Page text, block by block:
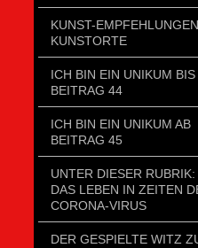
KUNST-
KUNSTORTE
ICH BIN EIN UNIKUM BIS
BEITRAG 44
ICH BIN EIN UNIKUM AB
BEITRAG 45
UNTER DIESER RUBRIK:
DAS LEBEN IN ZEITEN
CORONA-VIRUS
DER GESPIELTE WITZ